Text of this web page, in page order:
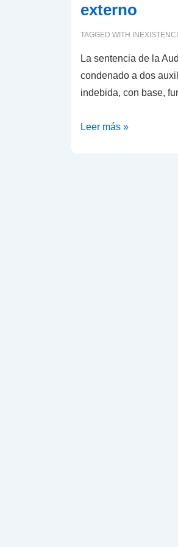
externo
TAGGED WITH
La sentencia de la
condenado a dos
indebida, con base,
Inexistencia
Leer más »